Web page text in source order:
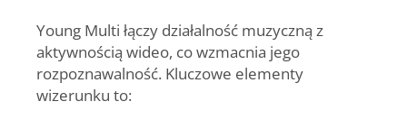
Young Multi łączy działalność muzyczną z
aktywnością wideo, co wzmacnia jego
rozpoznawalność. Kluczowe elementy
wizerunku to: